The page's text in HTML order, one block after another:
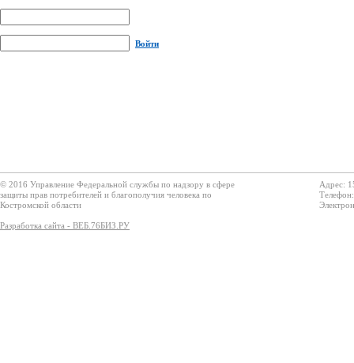
Войти
© 2016 Управление Федеральной службы по надзору в сфере
защиты прав потребителей и благополучия человека по
Костромской области
Разработка сайта - ВЕБ.76БИЗ.РУ
Адрес: